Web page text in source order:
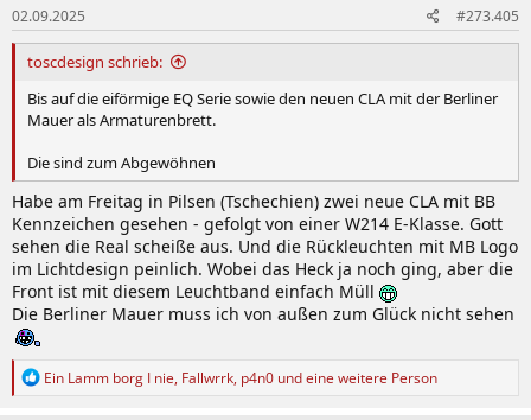
02.09.2025 #273.405
toscdesign schrieb:
Bis auf die eiförmige EQ Serie sowie den neuen CLA mit der Berliner
Mauer als Armaturenbrett.
Die sind zum Abgewöhnen
Habe am Freitag in Pilsen (Tschechien) zwei neue CLA mit BB
Kennzeichen gesehen - gefolgt von einer W214 E-Klasse. Gott
sehen die Real scheiße aus. Und die Rückleuchten mit MB Logo
im Lichtdesign peinlich. Wobei das Heck ja noch ging, aber die
Front ist mit diesem Leuchtband einfach Müll
Die Berliner Mauer muss ich von außen zum Glück nicht sehen
R
Ein Lamm borg I nie, Fallwrrk, p4n0 und eine weitere Person